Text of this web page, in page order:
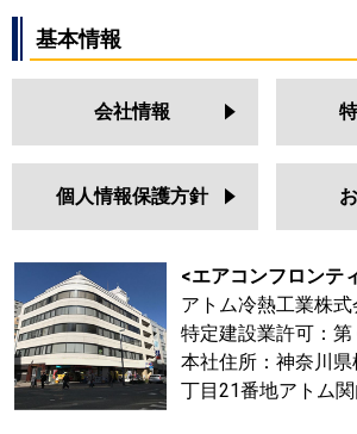
基本情報
会社情報
個人情報保護方針
<エアコンフロンテ
アトム冷熱工業株式
特定建設業許可：
本社住所：神奈川
丁目21番地アトム関